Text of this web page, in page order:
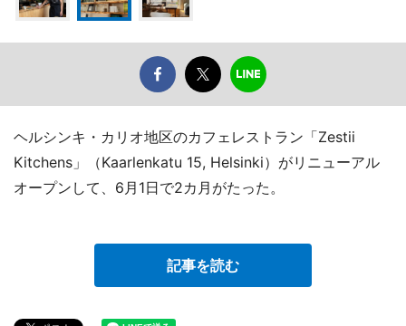
ヘルシンキ・カリオ地区のカフェレストラン「Zestii
Kitchens」（Kaarlenkatu 15, Helsinki）がリニューアル
オープンして、6月1日で2カ月がたった。
記事を読む